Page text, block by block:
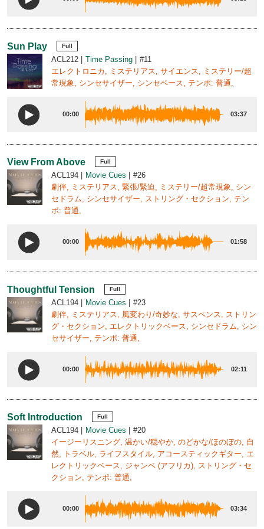
Sun Play Full
ACL212 Time Passing
#11
エレクトロニカ, ミステリアス, サイエンス, ミステリー/超
常現象, シンセサイザー, シンセベース, テンポ: 普通,
00:00 03:37
View From Above Full
ACL194 Movie Cues
#26
劇伴, ミステリアス, 緊張/緊迫, ミステリー/超常現象, シン
セドラム, シンセサイザー, ストリング・セクション, テン
ポ: 普通,
00:00 01:58
Thoughtful Tension Full
ACL194 Movie Cues
#23
劇伴, ミステリアス, 風変わり/奇妙な, サスペンス, ストリン
グ・セクション, エレクトリックベース, シンセドラム, シン
セサイザー, テンポ: 普通,
00:00 02:11
Soft Introduction Full
ACL194 Movie Cues
#20
イージーリスニング, 温かい/穏やか, のどかな/ほのぼの, 自
然, トラベル, ライフスタイル, アコースティックギター, エ
レクトリックベース, ジャンベ (アフリカ), ストリング・セ
クション, テンポ: 普通,
00:00 03:34